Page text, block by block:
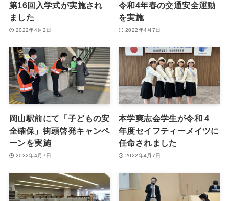
第16回入学式が実施され
ました
2022年4月2日
令和4年春の交通安全運動
を実施
2022年4月7日
岡山駅前にて「子どもの安
全確保」街頭啓発キャンペ
ーンを実施
2022年4月7日
本学爽志会学生が令和 4
年度セイフティーメイツに
任命されました
2022年4月7日